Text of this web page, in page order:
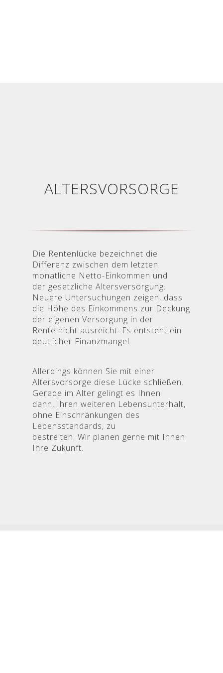
ALTERSVORSORGE
Die Rentenlücke bezeichnet die
Differenz zwischen dem letzten
monatliche Netto-Einkommen und
der gesetzliche Altersversorgung.
Neuere Untersuchungen zeigen, dass
die Höhe des Einkommens zur Deckung
der eigenen Versorgung in der
Rente nicht ausreicht. Es entsteht ein
deutlicher Finanzmangel.
Allerdings können Sie mit einer
Altersvorsorge diese Lücke schließen.
Gerade im Alter gelingt es Ihnen
dann, Ihren weiteren Lebensunterhalt,
ohne Einschränkungen des
Lebensstandards, zu
bestreiten. Wir planen gerne mit Ihnen
Ihre Zukunft.